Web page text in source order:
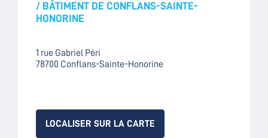
/ BÂTIMENT DE CONFLANS-SAINTE-
HONORINE
1 rue Gabriel Péri
78700 Conflans-Sainte-Honorine
LOCALISER SUR LA CARTE